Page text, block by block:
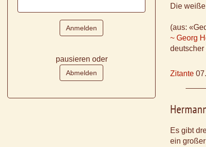
Die
(aus:
~ Georg
deutscher
Zitante
Es gibt
ein
pausieren oder